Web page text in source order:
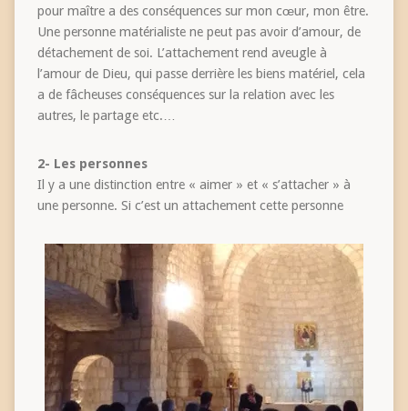
pour maître a des conséquences sur mon cœur, mon être.
Une personne matérialiste ne peut pas avoir d’amour, de
détachement de soi. L’attachement rend aveugle à
l’amour de Dieu, qui passe derrière les biens matériel, cela
a de fâcheuses conséquences sur la relation avec les
autres, le partage etc.…
2- Les personnes
Il y a une distinction entre « aimer » et « s’attacher » à
une personne. Si c’est un attachement cette personne